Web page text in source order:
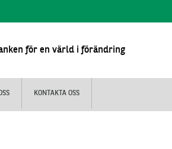
för en värld i förändring
KONTAKTA OSS